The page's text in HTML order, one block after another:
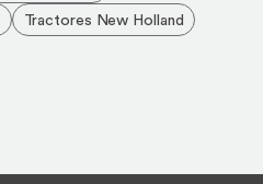
Tractores New Holland